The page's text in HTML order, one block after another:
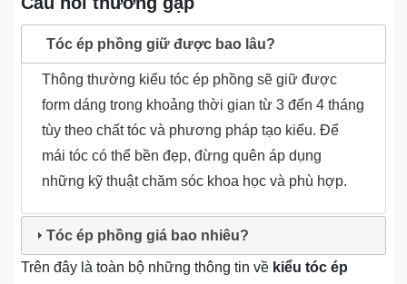
Tóc ép phồng giữ được bao lâu?
Thông thường kiểu tóc ép phồng sẽ giữ được
form dáng trong khoảng thời gian từ 3 đến 4 tháng
tùy theo chất tóc và phương pháp tạo kiểu. Để
mái tóc có thể bền đẹp, đừng quên áp dụng
những kỹ thuật chăm sóc khoa học và phù hợp.
Tóc ép phồng giá bao nhiêu?
Trên đây là toàn bộ những thông tin về kiểu tóc ép